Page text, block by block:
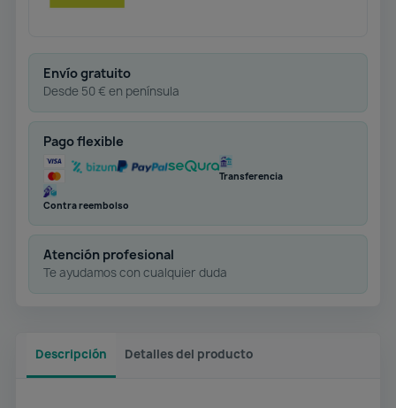
Envío gratuito
Desde 50 € en península
Pago flexible
Transferencia
Contra reembolso
Atención profesional
Te ayudamos con cualquier duda
Descripción Detalles del producto